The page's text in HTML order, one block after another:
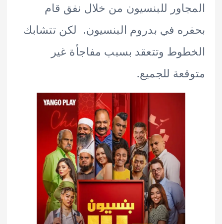
للبنسيون من خلال نفق قام
في بدروم البنسيون. لكن تتشابك
وتتعقد بسبب مفاجأة غير
للجميع.